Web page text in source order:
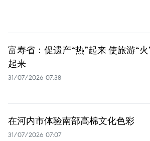
富寿省：促遗产“热”起来 使旅游“火
起来
31/07/2026 07:38
在河内市体验南部高棉文化色彩
31/07/2026 07:07